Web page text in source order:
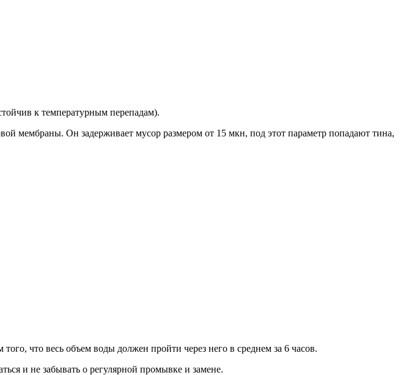
к температурным перепадам).
мембраны. Он задерживает мусор размером от 15 мкн, под этот параметр попадают тина,
что весь объем воды должен пройти через него в среднем за 6 часов.
и не забывать о регулярной промывке и замене.